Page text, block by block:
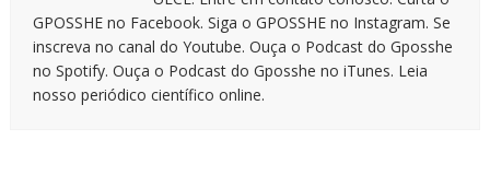
GPOSSHE no Facebook. Siga o GPOSSHE no Instagram. Se
inscreva no canal do Youtube. Ouça o Podcast do Gposshe
no Spotify. Ouça o Podcast do Gposshe no iTunes. Leia
nosso periódico científico online.